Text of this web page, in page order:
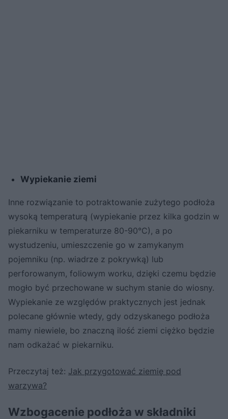
Wypiekanie ziemi
Inne rozwiązanie to potraktowanie zużytego podłoża
wysoką temperaturą (wypiekanie przez kilka godzin w
piekarniku w temperaturze 80-90°C), a po
wystudzeniu, umieszczenie go w zamykanym
pojemniku (np. wiadrze z pokrywką) lub
perforowanym, foliowym worku, dzięki czemu będzie
mogło być przechowane w suchym stanie do wiosny.
Wypiekanie ze względów praktycznych jest jednak
polecane głównie wtedy, gdy odzyskanego podłoża
mamy niewiele, bo znaczną ilość ziemi ciężko będzie
nam odkażać w piekarniku.
Przeczytaj też: Jak przygotować ziemię pod
warzywa?
Wzbogacenie podłoża w składniki